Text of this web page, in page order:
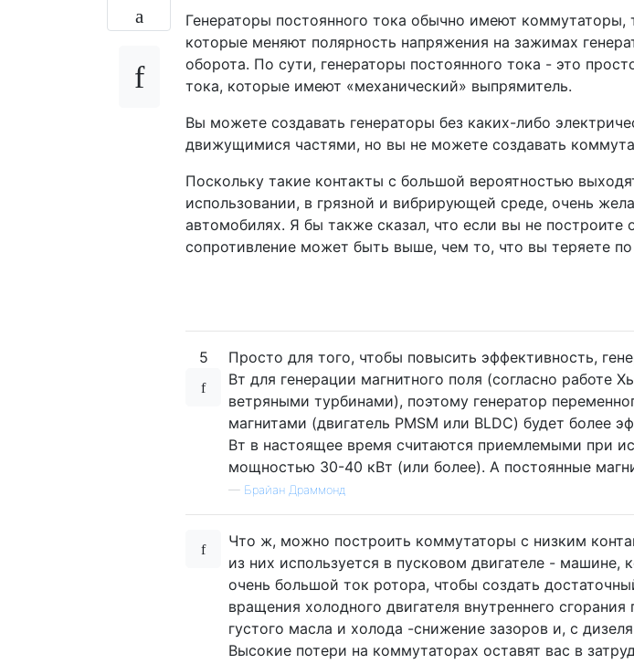
Генераторы постоянного тока обычно имеют коммутаторы,
которые меняют полярность напряжения на зажимах
оборота. По сути, генераторы постоянного тока - это
тока, которые имеют «механический» выпрямитель.
Вы можете создавать генераторы без каких-либо
движущимися частями, но вы не можете создавать
Поскольку такие контакты с большой вероятностью
использовании, в грязной и вибрирующей среде, очень
автомобилях. Я бы также сказал, что если вы не построите
сопротивление может быть выше, чем то, что вы теряете
5
Просто для того, чтобы повысить эффективность,
Вт для генерации магнитного поля (согласно работе
ветряными турбинами), поэтому генератор
магнитами (двигатель PMSM или BLDC) будет более
Вт в настоящее время считаются приемлемыми при
мощностью 30-40 кВт (или более). А постоянные
— Брайан Драммонд
Что ж, можно построить коммутаторы с низким
из них используется в пусковом двигателе - машине,
очень большой ток ротора, чтобы создать
вращения холодного двигателя внутреннего
густого масла и холода -снижение зазоров и, с
Высокие потери на коммутаторах оставят вас в